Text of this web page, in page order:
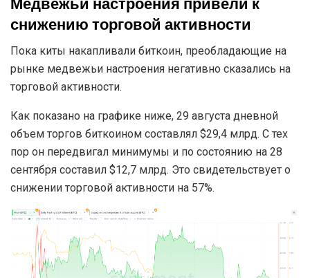
снижению торговой активности
Пока киты накапливали биткоин, преобладающие на
рынке медвежьи настроения негативно сказались на
торговой активности.
Как показано на графике ниже, 29 августа дневной
объем торгов биткоином составлял $29,4 млрд. С тех
пор он передвигал минимумы и по состоянию на 28
сентября составил $12,7 млрд. Это свидетельствует о
снижении торговой активности на 57%.